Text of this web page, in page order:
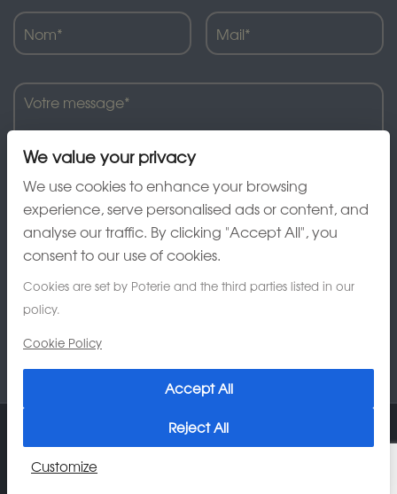
J'ai lu et accepte la charte de confidentialité
© 2026 Poterie Au Grès du Temps
We value your privacy
We use cookies to enhance your browsing
experience, serve personalised ads or content, and
analyse our traffic. By clicking "Accept All", you
consent to our use of cookies.
Cookies are set by Poterie and the third parties listed in our
policy.
Cookie Policy
Accept All
Reject All
Customize